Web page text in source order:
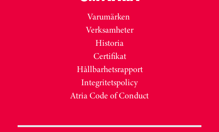
Varumärken
Verksamheter
Historia
Certifikat
Hållbarhetsrapport
Integritetspolicy
Atria Code of Conduct